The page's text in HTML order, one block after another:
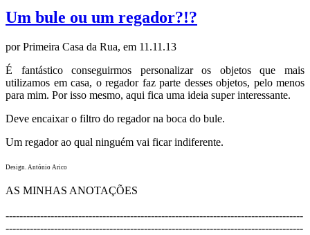
Um bule ou um regador?!?
por Primeira Casa da Rua, em 11.11.13
É fantástico conseguirmos personalizar os objetos que mais
utilizamos em casa, o regador faz parte desses objetos, pelo menos
para mim. Por isso mesmo, aqui fica uma ideia super interessante.
Deve encaixar o filtro do regador na boca do bule.
Um regador ao qual ninguém vai ficar indiferente.
Design. António Arico
AS MINHAS ANOTAÇÕES
--------------------------------------------------------------------------------------
--------------------------------------------------------------------------------------